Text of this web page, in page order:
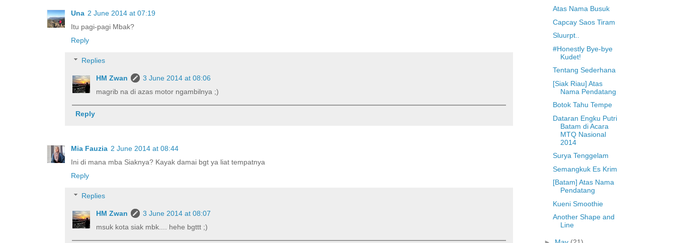
Una 2 June 2014 at 07:19
Itu pagi-pagi Mbak?
Reply
Replies
HM Zwan
3 June 2014 at 08:06
magrib na di azas motor ngambilnya ;)
Reply
Mia Fauzia 2 June 2014 at 08:44
Ini di mana mba Siaknya? Kayak damai bgt ya liat tempatnya
Reply
Replies
HM Zwan
3 June 2014 at 08:07
msuk kota siak mbk.... hehe bgttt ;)
Atas Nama Busuk
Capcay Saos Tiram
Sluurpt..
#Honestly Bye-bye
Kudet!
Tentang Sederhana
[Siak Riau] Atas
Nama Pendatang
Botok Tahu Tempe
Dataran Engku Putri
Batam di Acara
MTQ Nasional
2014
Surya Tenggelam
Semangkuk Es Krim
[Batam] Atas Nama
Pendatang
Kueni Smoothie
Another Shape and
Line